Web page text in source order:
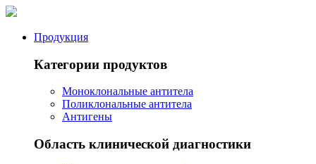
Продукция
Категории продуктов
Моноклональные антитела
Поликлональные антитела
Антигены
Область клинической диагностики